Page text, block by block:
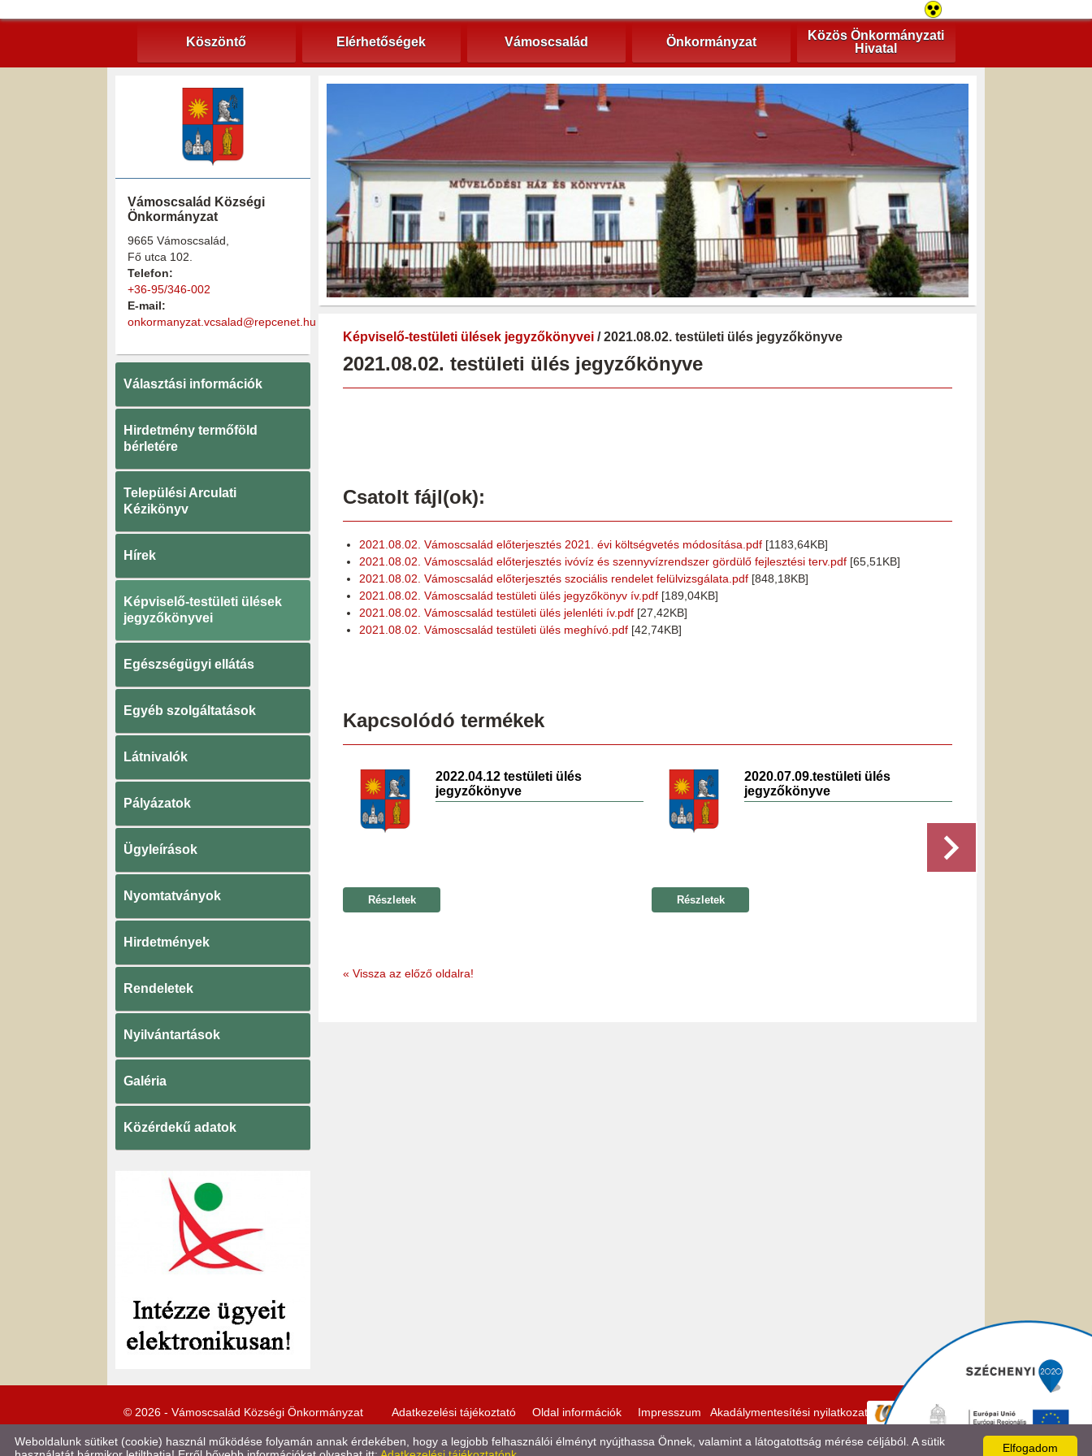
Köszöntő Elérhetőségek Vámoscsalád Önkormányzat
Közös Önkormányzati
Hivatal
Vámoscsalád Községi
Önkormányzat
9665 Vámoscsalád,
Fő utca 102.
Telefon:
+36-95/346-002
E-mail:
onkormanyzat.vcsalad@repcenet.hu
Választási információk
Hirdetmény termőföld
bérletére
Települési Arculati
Kézikönyv
Hírek
Képviselő-testületi ülések
jegyzőkönyvei
Egészségügyi ellátás
Egyéb szolgáltatások
Látnivalók
Pályázatok
Ügyleírások
Nyomtatványok
Hirdetmények
Rendeletek
Nyilvántartások
Galéria
Közérdekű adatok
Képviselő-testületi ülések jegyzőkönyvei / 2021.08.02. testületi ülés jegyzőkönyve
2021.08.02. testületi ülés jegyzőkönyve
Csatolt fájl(ok):
2021.08.02. Vámoscsalád előterjesztés 2021. évi költségvetés módosítása.pdf [1183,64KB]
2021.08.02. Vámoscsalád előterjesztés ivóvíz és szennyvízrendszer gördülő fejlesztési terv.pdf [65,51KB]
2021.08.02. Vámoscsalád előterjesztés szociális rendelet felülvizsgálata.pdf [848,18KB]
2021.08.02. Vámoscsalád testületi ülés jegyzőkönyv ív.pdf [189,04KB]
2021.08.02. Vámoscsalád testületi ülés jelenléti ív.pdf [27,42KB]
2021.08.02. Vámoscsalád testületi ülés meghívó.pdf [42,74KB]
Kapcsolódó termékek
2022.04.12 testületi ülés
jegyzőkönyve
Részletek
2020.07.09.testületi ülés
jegyzőkönyve
Részletek
« Vissza az előző oldalra!
© 2026 - Vámoscsalád Községi Önkormányzat Adatkezelési tájékoztató Oldal információk Impresszum Akadálymentesítési nyilatkozat
Elfogadom
Weboldalunk sütiket (cookie) használ működése folyamán annak érdekében, hogy a legjobb felhasználói élményt nyújthassa Önnek, valamint a látogatottság mérése céljából. A sütik